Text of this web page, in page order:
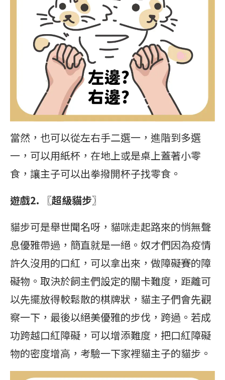
當然，也可以從左右手二選一，進階到多選
一，可以用紙杯，在地上或是桌上蓋著小零
食，讓主子可以出拳撥開杯子找零食。
遊戲2. 〖超級貓步〗
貓步可是舉世聞名呀，貓咪走起路來的悄無聲
息優雅帶過，簡直就是一絕。奴才們因為疫情
許久沒用的口紅，可以拿出來，做障礙賽的障
礙物。取決於飼主們設定的關卡難度，距離可
以先擺放得較鬆散的棋牌狀，貓主子們會先觀
察一下，最後以絕美優雅的步伐，跨過。若成
功跨越口紅障礙，可以增添難度，把口紅障礙
物的密度增高，考驗一下家裡貓主子的貓步。